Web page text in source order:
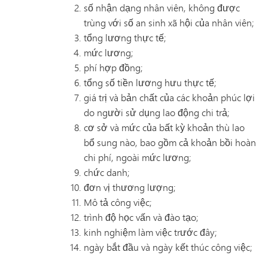
số nhận dạng nhân viên, không được
trùng với số an sinh xã hội của nhân viên;
tổng lương thực tế;
mức lương;
phí hợp đồng;
tổng số tiền lương hưu thực tế;
giá trị và bản chất của các khoản phúc lợi
do người sử dụng lao động chi trả;
cơ sở và mức của bất kỳ khoản thù lao
bổ sung nào, bao gồm cả khoản bồi hoàn
chi phí, ngoài mức lương;
chức danh;
đơn vị thương lượng;
Mô tả công việc;
trình độ học vấn và đào tạo;
kinh nghiệm làm việc trước đây;
ngày bắt đầu và ngày kết thúc công việc;